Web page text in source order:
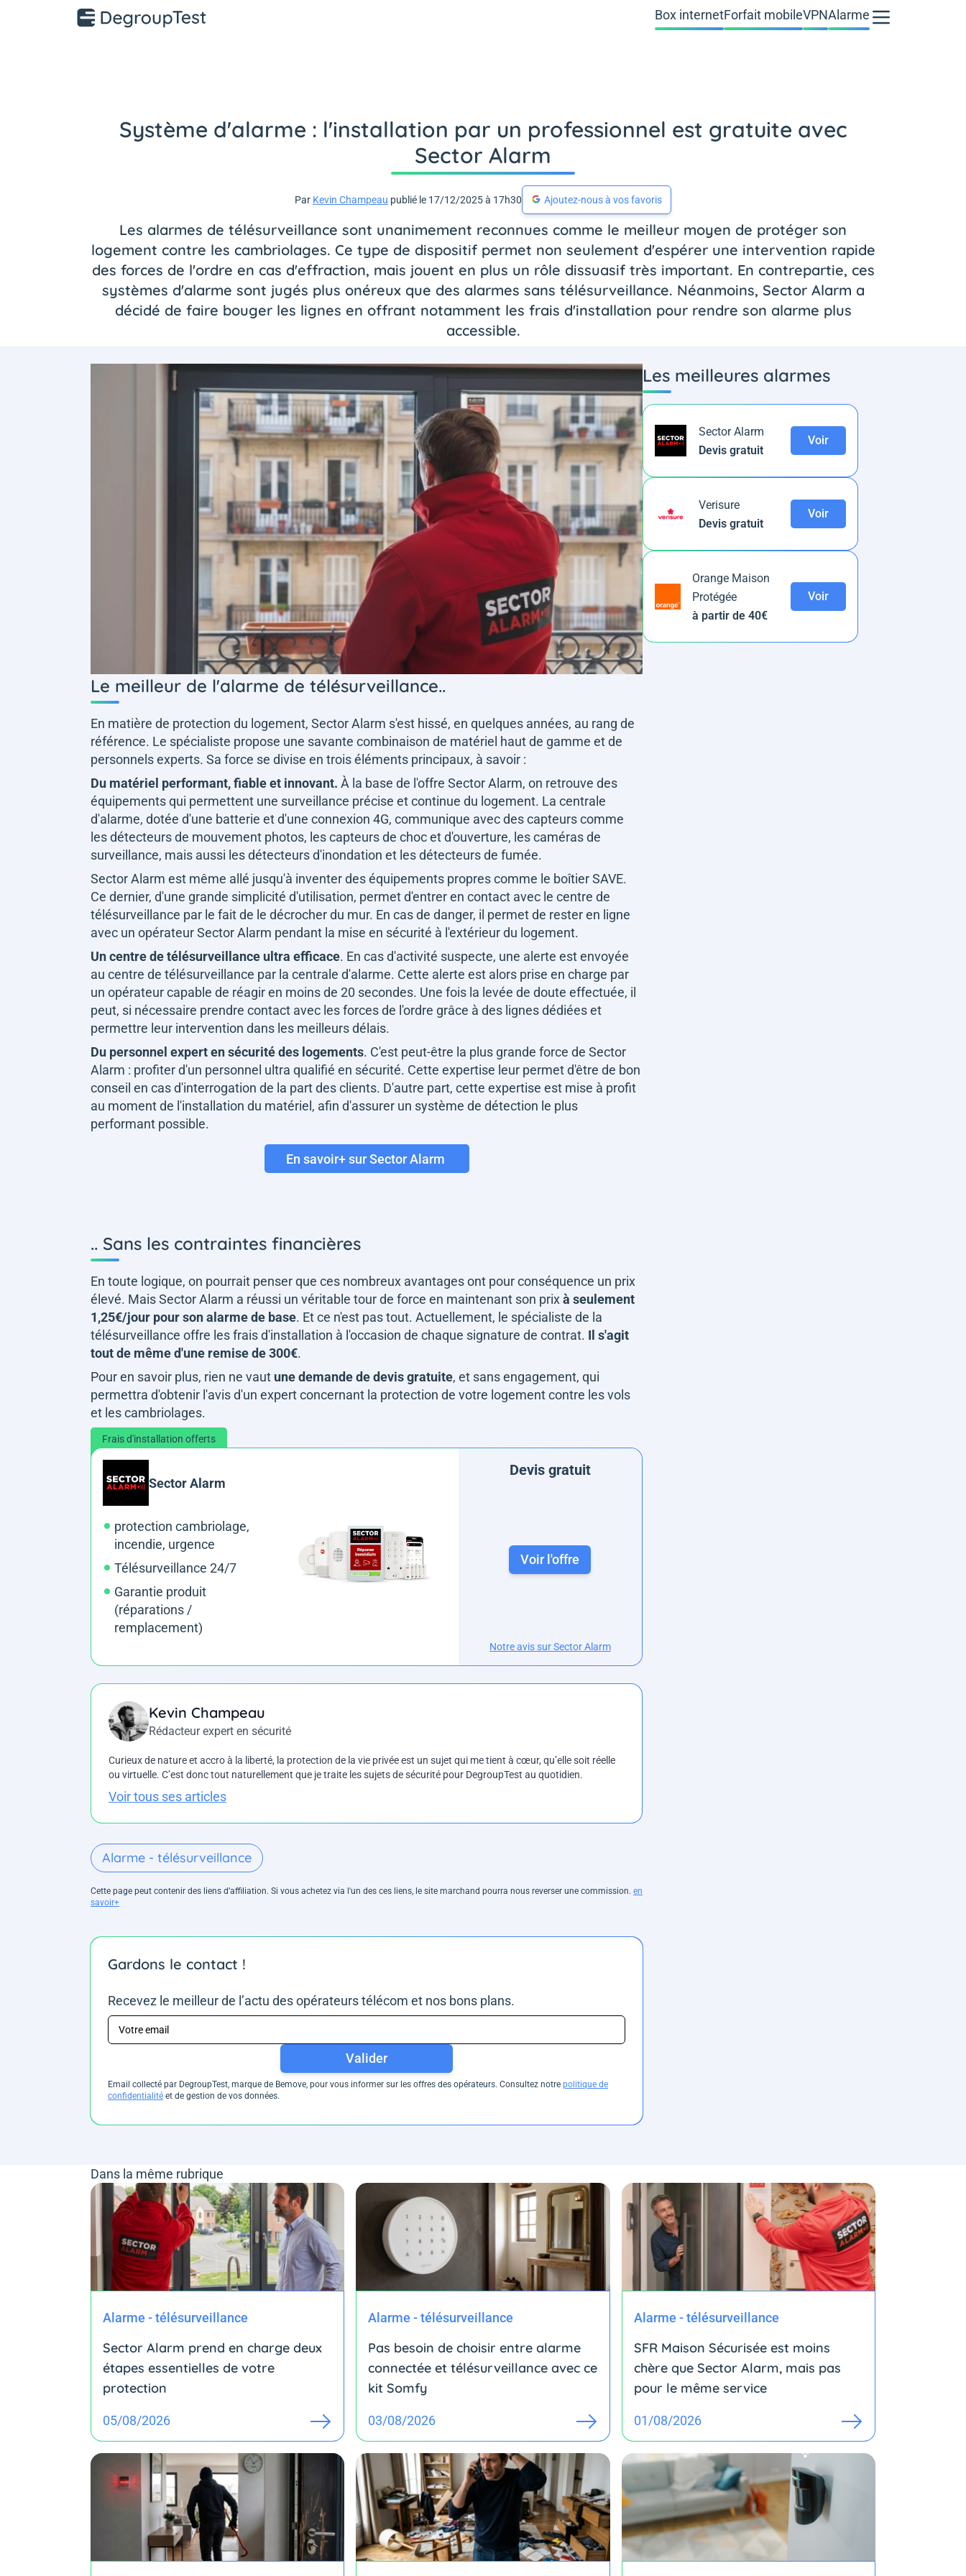
Box internetForfait mobileVPNAlarme
Système d'alarme : l'installation par un professionnel est gratuite avec
Sector Alarm
Par Kevin Champeau publié le 17/12/2025 à 17h30 Ajoutez-nous à vos favoris
Les alarmes de télésurveillance sont unanimement reconnues comme le meilleur moyen de protéger son
logement contre les cambriolages. Ce type de dispositif permet non seulement d'espérer une intervention rapide
des forces de l'ordre en cas d'effraction, mais jouent en plus un rôle dissuasif très important. En contrepartie, ces
systèmes d'alarme sont jugés plus onéreux que des alarmes sans télésurveillance. Néanmoins, Sector Alarm a
décidé de faire bouger les lignes en offrant notamment les frais d'installation pour rendre son alarme plus
accessible.
Le meilleur de l'alarme de télésurveillance..
En matière de protection du logement, Sector Alarm s'est hissé, en quelques années, au rang de
référence. Le spécialiste propose une savante combinaison de matériel haut de gamme et de
personnels experts. Sa force se divise en trois éléments principaux, à savoir :
Du matériel performant, fiable et innovant. À la base de l'offre Sector Alarm, on retrouve des
équipements qui permettent une surveillance précise et continue du logement. La centrale
d'alarme, dotée d'une batterie et d'une connexion 4G, communique avec des capteurs comme
les détecteurs de mouvement photos, les capteurs de choc et d'ouverture, les caméras de
surveillance, mais aussi les détecteurs d'inondation et les détecteurs de fumée.
Sector Alarm est même allé jusqu'à inventer des équipements propres comme le boîtier SAVE.
Ce dernier, d'une grande simplicité d'utilisation, permet d'entrer en contact avec le centre de
télésurveillance par le fait de le décrocher du mur. En cas de danger, il permet de rester en ligne
avec un opérateur Sector Alarm pendant la mise en sécurité à l'extérieur du logement.
Un centre de télésurveillance ultra efficace. En cas d'activité suspecte, une alerte est envoyée
au centre de télésurveillance par la centrale d'alarme. Cette alerte est alors prise en charge par
un opérateur capable de réagir en moins de 20 secondes. Une fois la levée de doute effectuée, il
peut, si nécessaire prendre contact avec les forces de l'ordre grâce à des lignes dédiées et
permettre leur intervention dans les meilleurs délais.
Du personnel expert en sécurité des logements. C'est peut-être la plus grande force de Sector
Alarm : profiter d'un personnel ultra qualifié en sécurité. Cette expertise leur permet d'être de bon
conseil en cas d'interrogation de la part des clients. D'autre part, cette expertise est mise à profit
au moment de l'installation du matériel, afin d'assurer un système de détection le plus
performant possible.
En savoir+ sur Sector Alarm
.. Sans les contraintes financières
En toute logique, on pourrait penser que ces nombreux avantages ont pour conséquence un prix
élevé. Mais Sector Alarm a réussi un véritable tour de force en maintenant son prixà seulement
1,25€/jour pour son alarme de base. Et ce n'est pas tout. Actuellement, le spécialiste de la
télésurveillance offre les frais d'installation à l'occasion de chaque signature de contrat. Il s'agit
tout de même d'une remise de 300€.
Pour en savoir plus, rien ne vaut une demande de devis gratuite, et sans engagement, qui
permettra d'obtenir l'avis d'un expert concernant la protection de votre logement contre les vols
et les cambriolages.
Frais d'installation offerts
Sector Alarm
protection cambriolage,
incendie, urgence
Télésurveillance 24/7
Garantie produit
(réparations /
remplacement)
Devis gratuit
Voir l'offre
Notre avis sur Sector Alarm
Kevin Champeau
Rédacteur expert en sécurité
Curieux de nature et accro à la liberté, la protection de la vie privée est un sujet qui me tient à cœur, qu’elle soit réelle
ou virtuelle. C’est donc tout naturellement que je traite les sujets de sécurité pour DegroupTest au quotidien.
Voir tous ses articles
Alarme - télésurveillance
Cette page peut contenir des liens d’affiliation. Si vous achetez via l'un des ces liens, le site marchand pourra nous reverser une commission. en
savoir+
Gardons le contact !
Recevez le meilleur de l’actu des opérateurs télécom et nos bons plans.
Valider
Email collecté par DegroupTest, marque de Bemove, pour vous informer sur les offres des opérateurs. Consultez notre politique de
confidentialité et de gestion de vos données.
Les meilleures alarmes
Sector Alarm
Devis gratuit
Voir
Verisure
Devis gratuit
Voir
Orange Maison
Protégée
à partir de 40€
Voir
Dans la même rubrique
Alarme - télésurveillance
Sector Alarm prend en charge deux
étapes essentielles de votre
protection
05/08/2026
Alarme - télésurveillance
Pas besoin de choisir entre alarme
connectée et télésurveillance avec ce
kit Somfy
03/08/2026
Alarme - télésurveillance
SFR Maison Sécurisée est moins
chère que Sector Alarm, mais pas
pour le même service
01/08/2026